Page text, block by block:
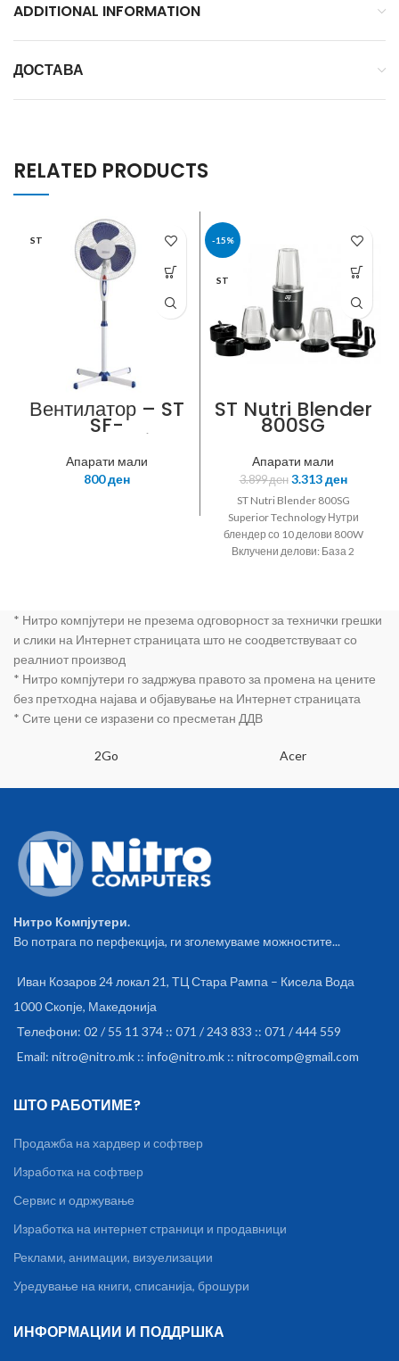
ADDITIONAL INFORMATION
ДОСТАВА
RELATED PRODUCTS
ST
Вентилатор – ST
SF-
40N,Superior
Technology,Вен
тилатор бело/
сива боја со
висина,Мотор
66×12мм,1.5м
долг кабел,45W
Апарати мали
800ден
-15%
ST
ST Nutri Blender
800SG
Апарати мали
3.899ден 3.313ден
ST Nutri Blender 800SG
Superior Technology Нутри
блендер со 10 делови 800W
Вклучени делови: База 2
Сите делови се безбедни со
BPA Free сертификат Брзина
* Нитро компјутери не презема одговорност за технички грешки
и слики на Интернет страницата што не соодветствуваат со
реалниот производ
* Нитро компјутери го задржува правото за промена на цените
без претходна најава и објавување на Интернет страницата
* Сите цени се изразени со пресметан ДДВ
2Go Acer
Нитро Компјутери.
Во потрага по перфекција, ги зголемуваме можностите...
Иван Козаров 24 локал 21, ТЦ Стара Рампа – Кисела Вода
1000 Скопје, Македонија
Телефони: 02 / 55 11 374 :: 071 / 243 833 :: 071 / 444 559
Email: nitro@nitro.mk :: info@nitro.mk :: nitrocomp@gmail.com
ШТО РАБОТИМЕ?
Продажба на хардвер и софтвер
Изработка на софтвер
Сервис и одржување
Изработка на интернет страници и продавници
Реклами, анимации, визуелизации
Уредување на книги, списанија, брошури
ИНФОРМАЦИИ И ПОДДРШКА